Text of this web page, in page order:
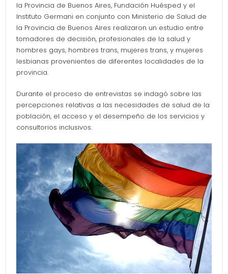
la Provincia de Buenos Aires, Fundación Huésped y el
Instituto Germani en conjunto con Ministerio de Salud de
la Provincia de Buenos Aires realizaron un estudio entre
tomadores de decisión, profesionales de la salud y
hombres gays, hombres trans, mujeres trans, y mujeres
lesbianas provenientes de diferentes localidades de la
provincia.
Durante el proceso de entrevistas se indagó sobre las
percepciones relativas a las necesidades de salud de la
población, el acceso y el desempeño de los servicios y
consultorios inclusivos.